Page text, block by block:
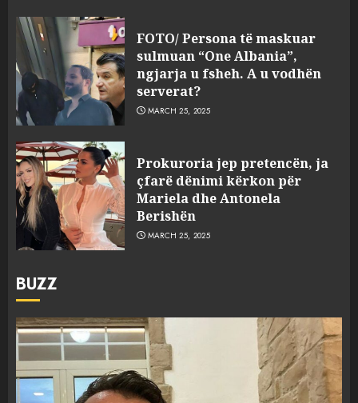
FOTO/ Persona të maskuar
sulmuan “One Albania”,
ngjarja u fsheh. A u vodhën
serverat?
MARCH 25, 2025
Prokuroria jep pretencën, ja
çfarë dënimi kërkon për
Mariela dhe Antonela
Berishën
MARCH 25, 2025
BUZZ